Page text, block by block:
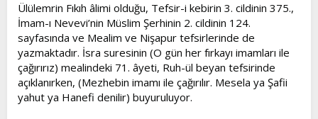
Ülülemrin Fıkıh âlimi olduğu, Tefsir-i kebirin 3. cildinin 375.,
İmam-ı Nevevi’nin Müslim Şerhinin 2. cildinin 124.
sayfasında ve Mealim ve Nişapur tefsirlerinde de
yazmaktadır. İsra suresinin (O gün her fırkayı imamları ile
çağırırız) mealindeki 71. âyeti, Ruh-ül beyan tefsirinde
açıklanırken, (Mezhebin imamı ile çağırılır. Mesela ya Şafii
yahut ya Hanefi denilir) buyuruluyor.